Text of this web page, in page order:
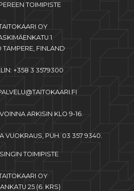
TOIMIPISTE
OY
1
FINLAND
+358 3 3579300
ARKISIN KLO 9-16.
VUOKRAUS, PUH. 03 357 9340.
TOIMIPISTE
OY
25 (6. KRS)